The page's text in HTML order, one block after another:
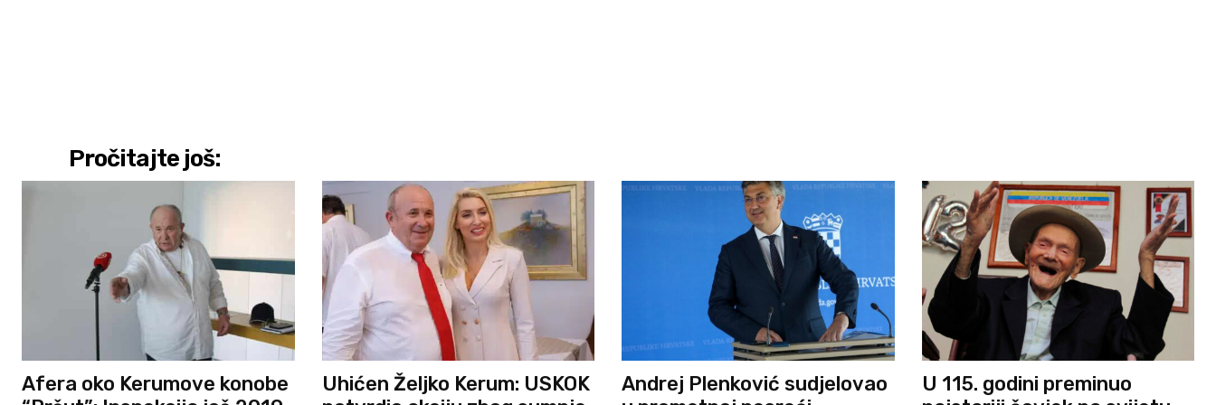
Pročitajte još:
Afera oko Kerumove konobe
Uhićen Željko Kerum: USKOK
Andrej Plenković sudjelovao
U 115. godini preminuo